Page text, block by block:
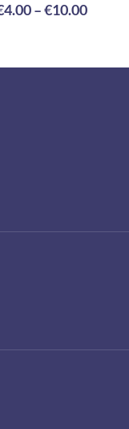
4.00 –€10.00